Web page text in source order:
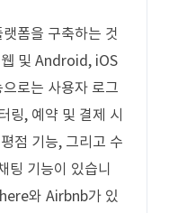
폼을 구축하는 것
및 Android, iOS
로는 사용자 로그
링, 예약 및 결제 시
점 기능, 그리고 수
팅 기능이 있습니
와 Airbnb가 있